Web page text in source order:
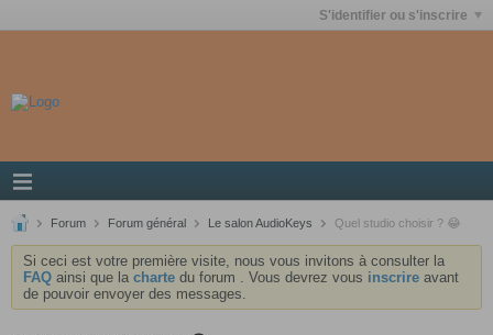
S'identifier ou s'inscrire
Forum Forum général Le salon AudioKeys Quel studio choisir ? 😂
Si ceci est votre première visite, nous vous invitons à consulter la
FAQ ainsi que la charte du forum . Vous devrez vous inscrire avant
de pouvoir envoyer des messages.